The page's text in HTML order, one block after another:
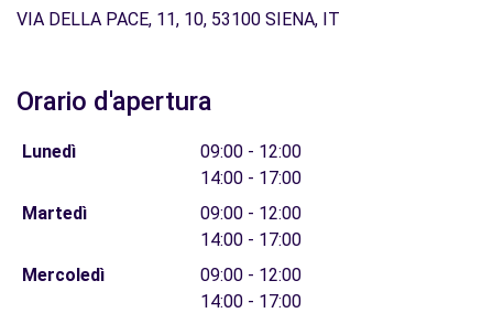
VIA DELLA PACE, 11, 10, 53100 SIENA, IT
Orario d'apertura
Lunedì
09:00 - 12:00
14:00 - 17:00
Martedì
09:00 - 12:00
14:00 - 17:00
Mercoledì
09:00 - 12:00
14:00 - 17:00